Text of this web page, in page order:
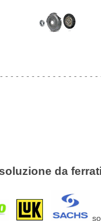
- - - - - - - - - - - - - - - -
da